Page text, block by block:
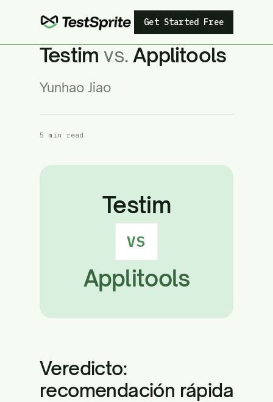
Get Started Free
Testim vs. Applitools
Yunhao Jiao
5 min read
Testim
VS
Applitools
Veredicto:
recomendación rápida